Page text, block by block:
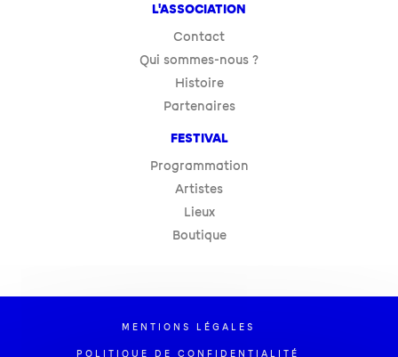
L'ASSOCIATION
Contact
Qui sommes-nous ?
Histoire
Partenaires
FESTIVAL
Programmation
Artistes
Lieux
Boutique
MENTIONS LÉGALES
POLITIQUE DE CONFIDENTIALITÉ